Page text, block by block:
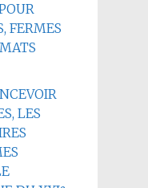
FERMES
LES